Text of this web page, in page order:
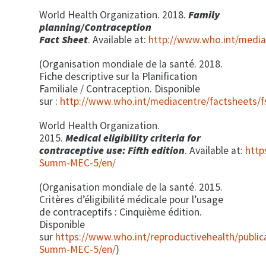
World Health Organization. 2018. Family
planning/Contraception
FactSheet. Available at: http://www.who.int/
(Organisation mondiale de la santé. 2018.
Fiche descriptive sur la Planification
Familiale / Contraception. Disponible
sur : http://www.who.int/mediacentre/factsheets/
World Health Organization.
2015. Medicaleligibilitycriteriafor
contraceptiveuse:Fifthedition. Available at:
Summ-MEC-5/en/
(Organisation mondiale de la santé. 2015.
Critères d’éligibilité médicale pour l’usage
de contraceptifs : Cinquième édition.
Disponible
sur https://www.who.int/reproductivehealth/
Summ-MEC-5/en/)